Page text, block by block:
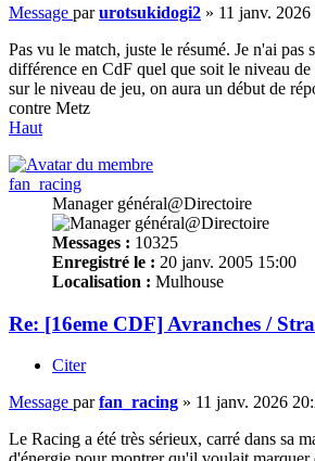
Message parurotsukidogi2 » 11 janv.
Pas vu le match, juste le résumé. Je n'ai pas
différence en CdF quel que soit le niveau
sur le niveau de jeu, on aura un début de
contre Metz
Haut
fan_racing
Manager général@Directoire
Messages : 10325
Enregistré le : 20 janv. 2005 15:00
Localisation : Mulhouse
Re: [16eme CDF] Avranches /
Citer
Message parfan_racing » 11 janv. 2026
Le Racing a été très sérieux, carré dans sa